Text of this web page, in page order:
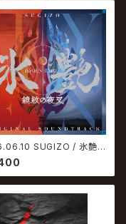
SUGIZO / 氷艶 h
2025 -鏡紋の夜叉- オリ
サウンドトラック